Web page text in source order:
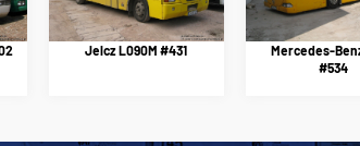
Jelcz L090M #431
Mercedes-
#534